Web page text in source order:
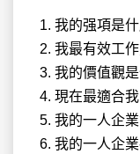
1. 我的强項是什
2. 我最有效工
3. 我的價值觀是
4. 現在最適合
5. 我的一人企
6. 我的一人企